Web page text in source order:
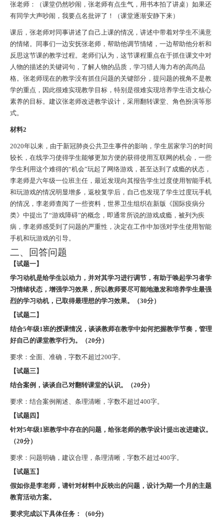
张老师：（课堂仍然吵闹，张老师有点生气，用书本拍了讲桌）如果还
有同学大声吵闹，我要点名批评了！（课堂逐渐安静下来）
课后，张老师对同事讲述了自己上课的情况，讲述中带着对学生不满意
的情绪。同事们一边安抚张老师，帮助他调节情绪，一边帮助他分析和
反思这节课的教学过程。老师们认为，这节课程重点在于抓住课文中对
人物的描述的关键词句，了解人物的品质，学习猎人海力布的高尚品
格。张老师现在的教学没有抓住问题的关键部分，提问题的视角不是教
学的重点，因此很难实现教学目标，特别是很难实现培养学生语文核心
素养的目标。建议张老师改进教学设计，采用翻转课堂、角色扮演等形
式。
材料2
2020年以来，由于新冠肺炎公共卫生事件的影响，学生居家学习的时间
较长，在线学习使得学生能够更加方便的获得使用互联网的机会，一些
学生利用这个难得的“机会”玩起了网络游戏，甚至达到了成瘾的状态，
李老师是六年级一位班主任，最近发现向其报告学生过度使用智能手机
和玩游戏的情况明显增多，返校复学后，自己也发现了学生过度玩手机
的情况，李老师查阅了一些资料，世界卫生组织在新版《国际疫病分
类》中提出了“游戏障碍”的概念，即通常所说的游戏成瘾，被列为疾
病，李老师感受到了问题的严重性，决定在工作中加强对学生使用智能
手机和玩游戏的引导。
二、回答问题
【试题一】
学习动机是给学生以动力，并对其学习进行调节，有助于唤起学习者学
习情绪状态，增强学习效果，所以教师要尽可能地激发和培养学生最强
烈的学习动机，已取得最理想的学习效果。（30分）
【试题二】
结合5年级1班的授课情况，谈谈教师在教学中如何把握教学节奏，管理
好自己的课堂教学行为。（20分）
要求：全面、准确，字数不超过200字。
【试题三】
结合案例，谈谈自己对翻转课堂的认识。（20分）
要求：结合案例阐述、条理清晰，字数不超过400字。
【试题四】
针对5年级1班教学中存在的问题，给张老师的教学设计提出改进建议。
（20分）
要求：问题明确，建议合理，条理清晰，字数不超过400字。
【试题五】
假如你是李老师，请针对材料中反映出的问题，设计为期一个月的主题
教育活动方案。
要求完成以下具体任务：（60分)